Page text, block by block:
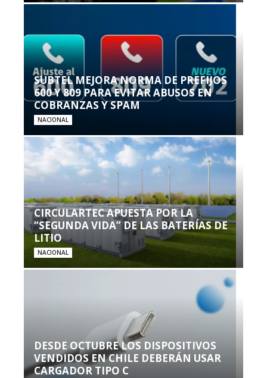
SUBTEL MEJORA NORMA DE PREFIJOS
600 Y 809 PARA EVITAR ABUSOS EN
COBRANZAS Y SPAM
NACIONAL
CIRCULARTEC APUESTA POR LA
“SEGUNDA VIDA” DE LAS BATERÍAS DE
LITIO
NACIONAL
DESDE OCTUBRE LOS DISPOSITIVOS
VENDIDOS EN CHILE DEBERÁN USAR
CARGADOR TIPO C